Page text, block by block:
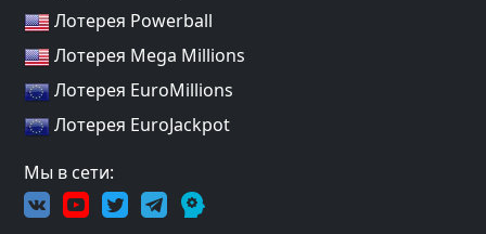
Лотерея Powerball
Лотерея Mega Millions
Лотерея EuroMillions
Лотерея EuroJackpot
Мы в сети: